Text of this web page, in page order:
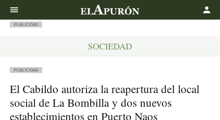
PUBLICIDAD
SOCIEDAD
PUBLICIDAD
El Cabildo autoriza la reapertura del local
social de La Bombilla y dos nuevos
establecimientos en Puerto Naos